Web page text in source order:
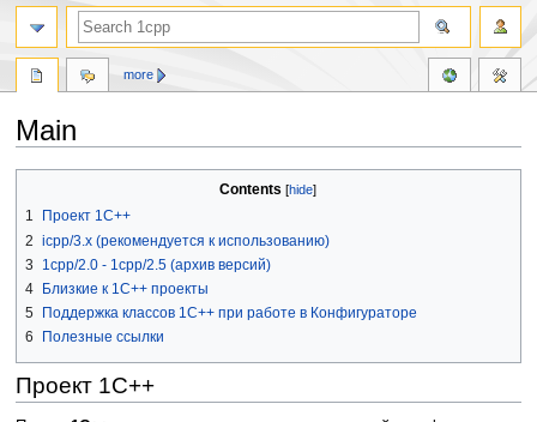
Main
navigation
search
Contents
1
Проект 1С++
2 icpp/3.x (рекомендуется к использованию)
3
1cpp/2.0 - 1cpp/2.5 (архив версий)
4
Близкие к 1С++ проекты
5
Поддержка классов 1С++ при работе в Конфигураторе
6
Полезные ссылки
Проект 1С++
more